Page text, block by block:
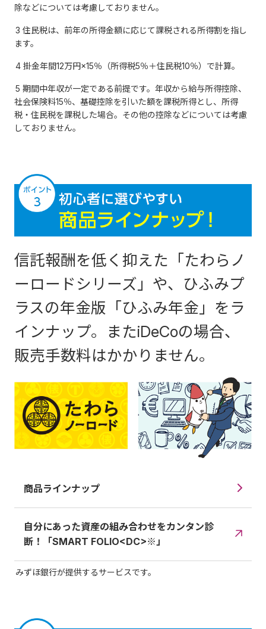
除などについては考慮しておりません。
3 住民税は、前年の所得金額に応じて課税される所得割を指し
ます。
4 掛金年間12万円×15％（所得税5％＋住民税10％）で計算。
5 期間中年収が一定である前提です。年収から給与所得控除、
社会保険料15％、基礎控除を引いた額を課税所得とし、所得
税・住民税を課税した場合。その他の控除などについては考慮
しておりません。
信託報酬を低く抑えた「たわらノ
ーロードシリーズ」や、ひふみプ
ラスの年金版「ひふみ年金」をラ
インナップ。またiDeCoの場合、
販売手数料はかかりません。
商品ラインナップ
自分にあった資産の組み合わせをカンタン診
断！「SMART FOLIO<DC>※」
みずほ銀行が提供するサービスです。